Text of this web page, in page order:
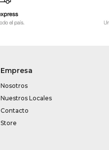
Empresa
Nosotros
Nuestros Locales
Contacto
Store